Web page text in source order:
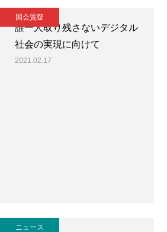
国会質疑
誰一人取り残さないデジタル
社会の実現に向けて
2021.02.17
ニュース